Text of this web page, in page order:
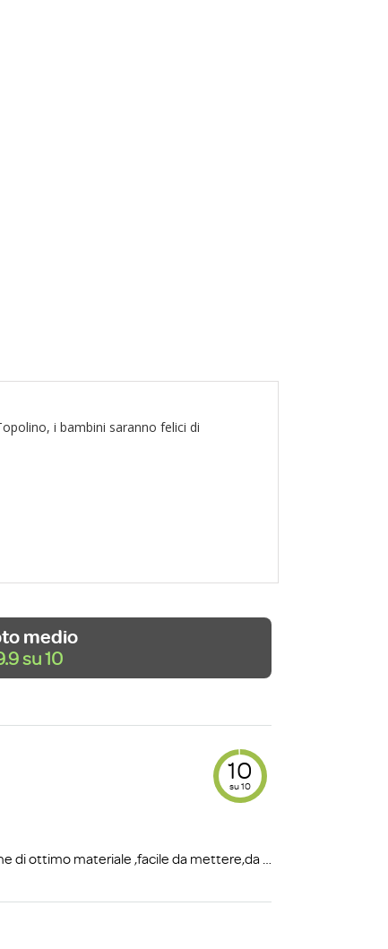
i bambini saranno felici di